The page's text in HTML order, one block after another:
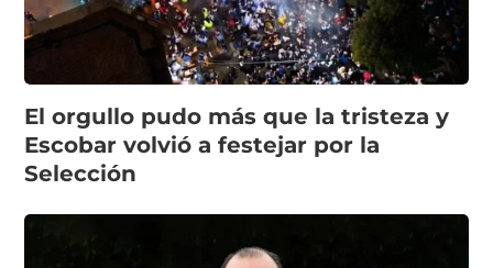
El orgullo pudo más que la tristeza y
Escobar volvió a festejar por la
Selección